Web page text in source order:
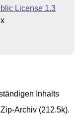
License 1.3
Inhalts
Archiv (212.5k).